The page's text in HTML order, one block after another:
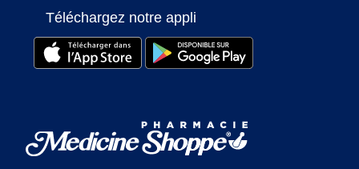
Téléchargez notre appli